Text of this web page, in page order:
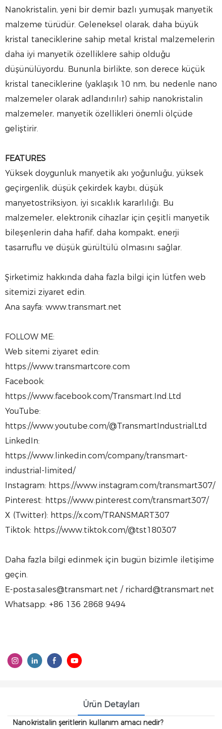
Nanokristalin, yeni bir demir bazlı yumuşak manyetik
malzeme türüdür. Geleneksel olarak, daha büyük
kristal taneciklerine sahip metal kristal malzemelerin
daha iyi manyetik özelliklere sahip olduğu
düşünülüyordu. Bununla birlikte, son derece küçük
kristal taneciklerine (yaklaşık 10 nm, bu nedenle nano
malzemeler olarak adlandırılır) sahip nanokristalin
malzemeler, manyetik özellikleri önemli ölçüde
geliştirir.
FEATURES
Yüksek doygunluk manyetik akı yoğunluğu, yüksek
geçirgenlik, düşük çekirdek kaybı, düşük
manyetostriksiyon, iyi sıcaklık kararlılığı. Bu
malzemeler, elektronik cihazlar için çeşitli manyetik
bileşenlerin daha hafif, daha kompakt, enerji
tasarruflu ve düşük gürültülü olmasını sağlar.
Şirketimiz hakkında daha fazla bilgi için lütfen web
sitemizi ziyaret edin.
Ana sayfa: www.transmart.net
FOLLOW ME:
Web sitemi ziyaret edin:
https://www.transmartcore.com
Facebook:
https://www.facebook.com/Transmart.Ind.Ltd
YouTube:
https://www.youtube.com/@TransmartIndustrialLtd
LinkedIn:
https://www.linkedin.com/company/transmart-
industrial-limited/
Instagram: https://www.instagram.com/transmart307/
Pinterest: https://www.pinterest.com/transmart307/
X (Twitter): https://x.com/TRANSMART307
Tiktok: https://www.tiktok.com/@tst180307
Daha fazla bilgi edinmek için bugün bizimle iletişime
geçin.
E-posta:sales@transmart.net / richard@transmart.net
Whatsapp: +86 136 2868 9494
Ürün Detayları
Nanokristalin şeritlerin kullanım amacı nedir?